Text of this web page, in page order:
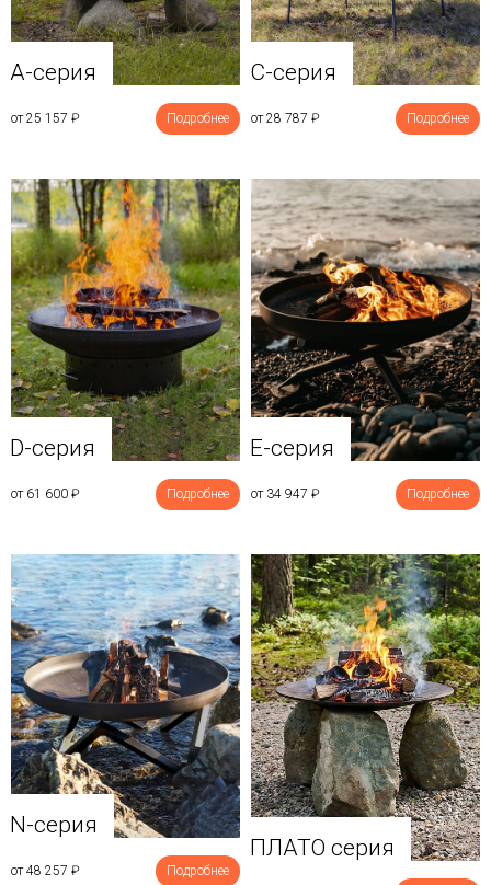
A-серия
от 25 157 ₽ Подробнее
C-серия
от 28 787 ₽ Подробнее
D-серия
от 61 600 ₽ Подробнее
E-серия
от 34 947 ₽ Подробнее
N-серия
от 48 257 ₽ Подробнее
ПЛАТО серия